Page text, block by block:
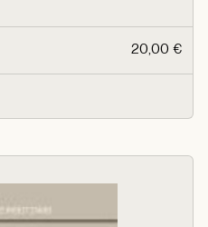
20,00 €